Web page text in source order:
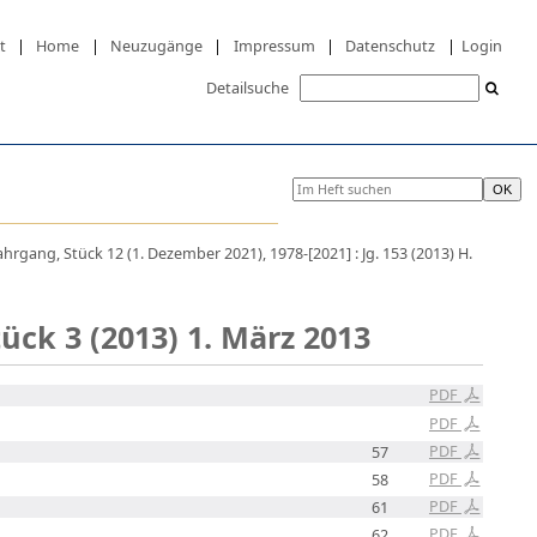
| Home | Neuzugänge | Impressum | Datenschutz | Login
Detailsuche
Stück 12 (1. Dezember 2021), 1978-[2021] : Jg. 153 (2013) H.
3 (2013) 1. März 2013
PDF
PDF
PDF
57
PDF
58
PDF
61